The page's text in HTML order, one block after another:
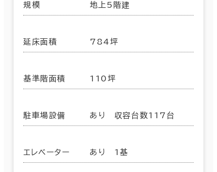
規模 地上5階建
延床面積 784坪
基準階面積 110坪
駐車場設備 あり 収容台数117台
エレベーター あり 1基